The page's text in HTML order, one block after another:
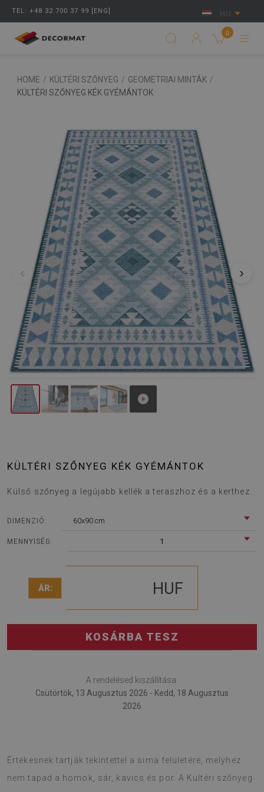
TEL: +48 32 700 37 99 [ENG] HU
0
HOME / KÜLTÉRI SZŐNYEG / GEOMETRIAI MINTÁK /
KÜLTÉRI SZŐNYEG KÉK GYÉMÁNTOK
‹ ›
KÜLTÉRI SZŐNYEG KÉK GYÉMÁNTOK
Külső szőnyeg a legújabb kellék a teraszhoz és a kerthez.
DIMENZIÓ: 60x90 cm
MENNYISÉG: 1
ÁR: HUF
KOSÁRBA TESZ
A rendelésed kiszállítása:
Csütörtök, 13 Augusztus 2026 - Kedd, 18 Augusztus
2026
Értékesnek tartják tekintettel a sima felületére, melyhez
nem tapad a homok, sár, kavics és por. A Kültéri szőnyeg